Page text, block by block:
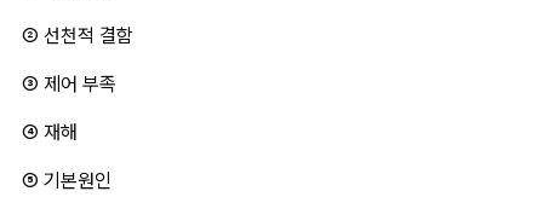
② 선천적 결함
③ 제어 부족
④ 재해
⑤ 기본원인